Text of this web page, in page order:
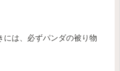
には、必ずパンダの被り物